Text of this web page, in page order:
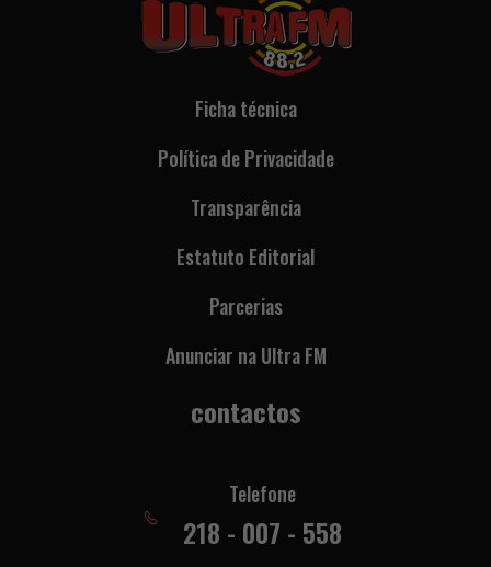
Ficha técnica
Política de Privacidade
Transparência
Estatuto Editorial
Parcerias
Anunciar na Ultra FM
contactos
Telefone
218 - 007 - 558